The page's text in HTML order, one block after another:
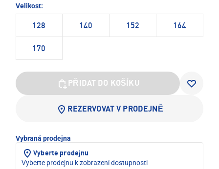
Velikost:
128 140 152 164
170
PŘIDAT DO KOŠÍKU
REZERVOVAT V PRODEJNĚ
Vybraná prodejna
Vyberte prodejnu
Vyberte prodejnu k zobrazení dostupnosti